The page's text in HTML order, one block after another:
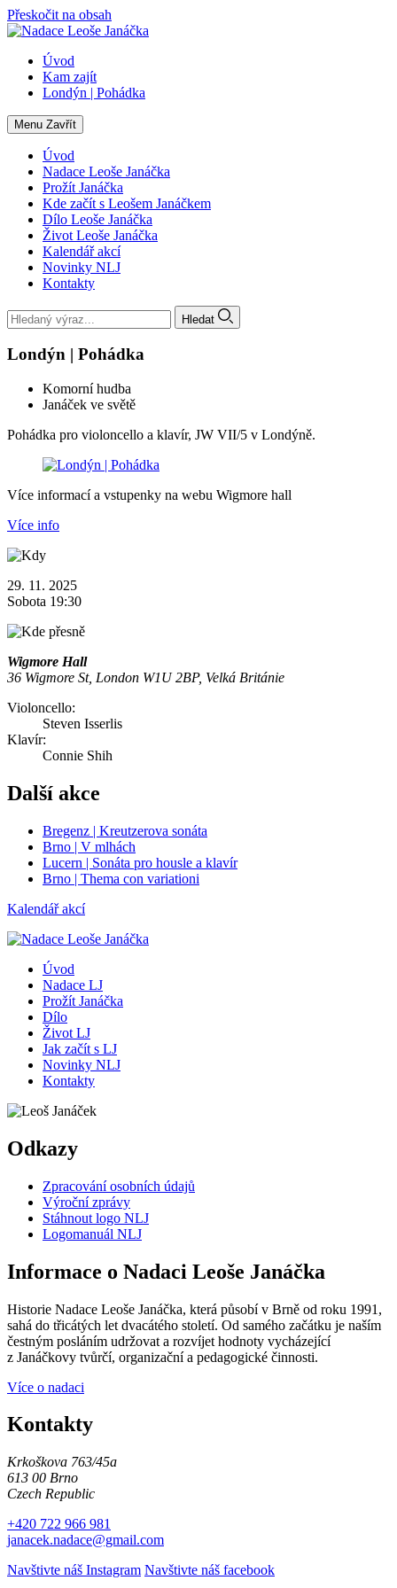
Přeskočit na obsah
Úvod
Kam zajít
Londýn | Pohádka
Menu Zavřít
Úvod
Nadace Leoše Janáčka
Prožít Janáčka
Kde začít s Leošem Janáčkem
Dílo Leoše Janáčka
Život Leoše Janáčka
Kalendář akcí
Novinky NLJ
Kontakty
Hledat
Londýn | Pohádka
Komorní hudba
Janáček ve světě
Pohádka pro violoncello a klavír, JW VII/5 v Londýně.
Více informací a vstupenky na webu Wigmore hall
Více info
29. 11. 2025
Sobota 19:30
Wigmore Hall
36 Wigmore St, London W1U 2BP, Velká Británie
Violoncello:
Steven Isserlis
Klavír:
Connie Shih
Další akce
Bregenz | Kreutzerova sonáta
Brno | V mlhách
Lucern | Sonáta pro housle a klavír
Brno | Thema con variationi
Kalendář akcí
Úvod
Nadace LJ
Prožít Janáčka
Dílo
Život LJ
Jak začít s LJ
Novinky NLJ
Kontakty
Odkazy
Zpracování osobních údajů
Výroční zprávy
Stáhnout logo NLJ
Logomanuál NLJ
Informace o Nadaci Leoše Janáčka
Historie Nadace Leoše Janáčka, která působí v Brně od roku 1991,
sahá do třicátých let dvacátého století. Od samého začátku je naším
čestným posláním udržovat a rozvíjet hodnoty vycházející
z Janáčkovy tvůrčí, organizační a pedagogické činnosti.
Více o nadaci
Kontakty
Krkoškova 763/45a
613 00 Brno
Czech Republic
+420 722 966 981
janacek.nadace@gmail.com
Navštivte náš Instagram Navštivte náš facebook